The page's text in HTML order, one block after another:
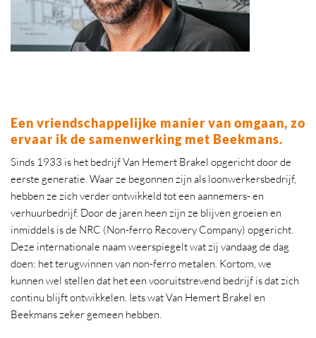
Een vriendschappelijke manier van omgaan, zo
ervaar ik de samenwerking met Beekmans.
Sinds 1933 is het bedrijf Van Hemert Brakel opgericht door de
eerste generatie. Waar ze begonnen zijn als loonwerkersbedrijf,
hebben ze zich verder ontwikkeld tot een aannemers- en
verhuurbedrijf. Door de jaren heen zijn ze blijven groeien en
inmiddels is de NRC (Non-ferro Recovery Company) opgericht.
Deze internationale naam weerspiegelt wat zij vandaag de dag
doen: het terugwinnen van non-ferro metalen. Kortom, we
kunnen wel stellen dat het een vooruitstrevend bedrijf is dat zich
continu blijft ontwikkelen. Iets wat Van Hemert Brakel en
Beekmans zeker gemeen hebben.